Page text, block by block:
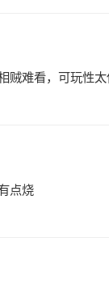
贼难看，可玩性
点烧